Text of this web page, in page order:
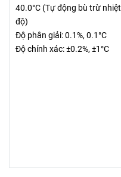
40.0°C (Tự động bù trừ nhiệt
độ)
Độ phân giải: 0.1%, 0.1°C
Độ chính xác: ±0.2%, ±1°C